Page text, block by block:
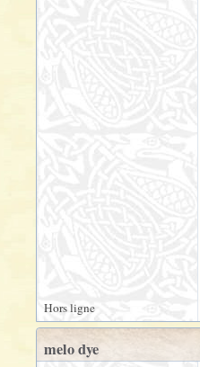
Hors ligne
melo dye